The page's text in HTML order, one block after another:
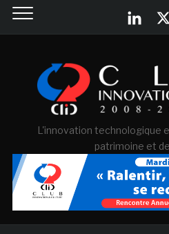
L'innovation technologique
patrimoine et